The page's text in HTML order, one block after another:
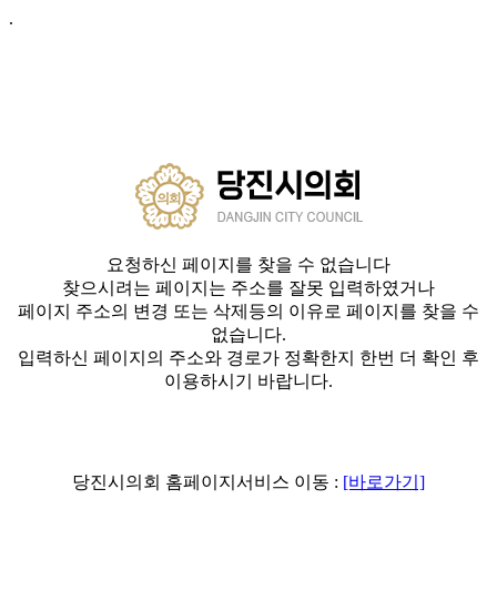
.
요청하신 페이지를 찾을 수 없습니다
찾으시려는 페이지는 주소를 잘못 입력하였거나
페이지 주소의 변경 또는 삭제등의 이유로 페이지를 찾을 수
없습니다.
입력하신 페이지의 주소와 경로가 정확한지 한번 더 확인 후
이용하시기 바랍니다.
당진시의회 홈페이지서비스 이동 : [바로가기]